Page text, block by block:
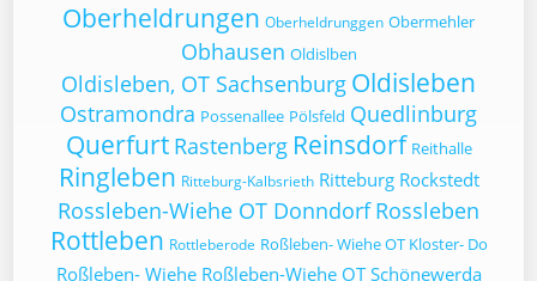
Oberheldrungen Oberheldrunggen Obermehler
Obhausen Oldislben
Oldisleben, OT Sachsenburg Oldisleben
Ostramondra Possenallee Pölsfeld Quedlinburg
Querfurt Rastenberg Reinsdorf Reithalle
Ringleben Ritteburg-Kalbsrieth Ritteburg Rockstedt
Rossleben-Wiehe OT Donndorf Rossleben
Rottleben Rottleberode Roßleben- Wiehe OT Kloster- Do
Roßleben- Wiehe Roßleben-Wiehe OT Schönewerda